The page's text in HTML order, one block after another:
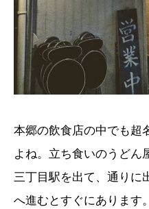
本郷の飲食店の中でも超
よね。立ち食いのうどん
三丁目駅を出て、通りに
へ進むとすぐにあります